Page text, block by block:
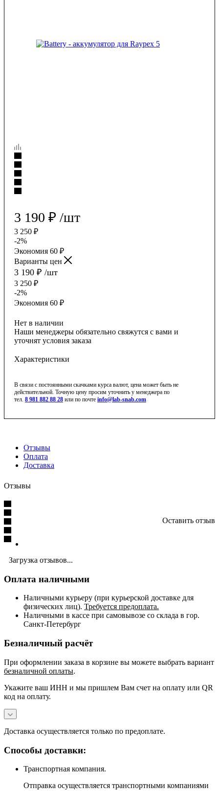
3 190 ₽ /шт
3 250 ₽
-2%
Экономия 60 ₽
Варианты цен
3 190 ₽ /шт
3 250 ₽
-2%
Экономия 60 ₽
Нет в наличии
Наши менеджеры обязательно свяжутся с вами и
уточнят условия заказа
Характеристики
В связи с постоянными скачками курса валют, цена может быть не
действительной. Точную цену просим уточнить у менеджера по
тел. 8 981 882 88 28 или по почте info@lab-snab.com
Отзывы
Оплата
Доставка
Отзывы
Оставить отзыв
Загрузка отзывов...
Оплата наличными
Наличными курьеру (при курьерской доставке для
физических лиц). Требуется предоплата.
Наличными в кассе при самовывозе со склада в гор.
Санкт-Петербург
Безналичный расчёт
При оформлении заказа в корзине вы можете выбрать вариант
безналичной оплаты.
Укажите ваш ИНН и мы пришлем Вам счет на оплату или QR
код на оплату.
Доставка осуществляется только по предоплате.
Способы доставки:
Транспортная компания.
Отправка осуществляется транспортными компаниями